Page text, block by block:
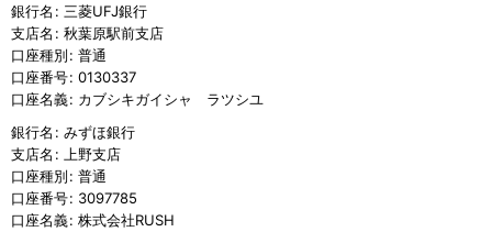
銀行名 : 三菱UFJ銀行
支店名 : 秋葉原駅前支店
口座種別: 普通
口座番号: 0130337
口座名義: カブシキガイシャ ラツシユ
銀行名 : みずほ銀行
支店名 :
上野支店
口座種別: 普通
口座番号: 3097785
口座名義: 株式会社RUSH